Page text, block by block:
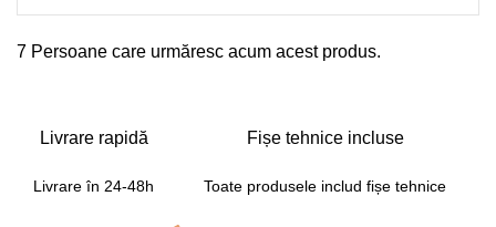
7 Persoane care urmăresc acum acest produs.
Livrare rapidă
Livrare în 24-48h
Fișe tehnice incluse
Toate produsele includ fișe tehnice